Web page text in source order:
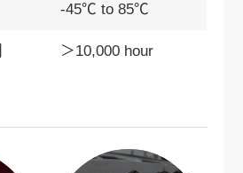
-45℃ to 85℃
＞10,000 hour